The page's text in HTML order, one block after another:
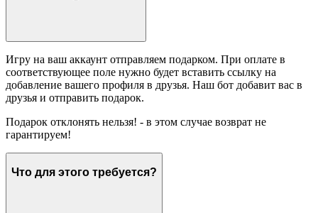
Игру на ваш аккаунт отправляем подарком. При оплате в
соответствующее поле нужно будет вставить ссылку на
добавление вашего профиля в друзья. Наш бот добавит вас в
друзья и отправить подарок.
Подарок отклонять нельзя! - в этом случае возврат не
гарантируем!
Что для этого требуется?